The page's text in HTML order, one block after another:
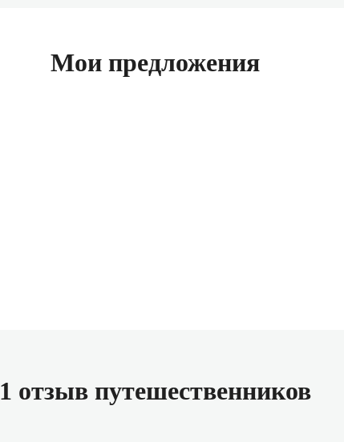
Мои предложения
1 отзыв путешественников